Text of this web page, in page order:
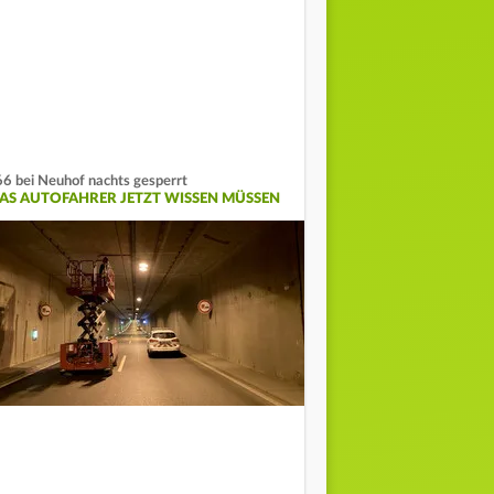
bei Neuhof nachts gesperrt
AUTOFAHRER JETZT WISSEN MÜSSEN